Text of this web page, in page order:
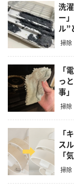
洗
ー
ル”
掃除
「
っ
事
掃除
「
ス
「
掃除